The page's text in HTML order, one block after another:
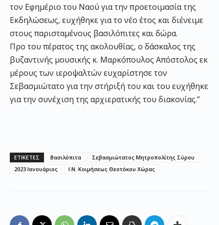
τον Εφημέριο του Ναού για την προετοιμασία της
Εκδηλώσεως, ευχήθηκε για το νέο έτος και διένειμε
στους παρισταμένους βασιλόπιτες και δώρα.
Προ του πέρατος της ακολουθίας, ο δάσκαλος της
βυζαντινής μουσικής κ. Μαρκόπουλος Απόστολος εκ
μέρους των ιεροψαλτών ευχαρίστησε τον
Σεβασμιώτατο για την στήριξή του και του ευχήθηκε
για την συνέχιση της αρχιερατικής του διακονίας.”
ΕΤΙΚΕΤΕΣ Βασιλόπιτα
Σεβασμιώτατος Μητροπολίτης Σύρου
2023 Ιανουάριος
Ι.Ν. Κοιμήσεως Θεοτόκου Χώρας